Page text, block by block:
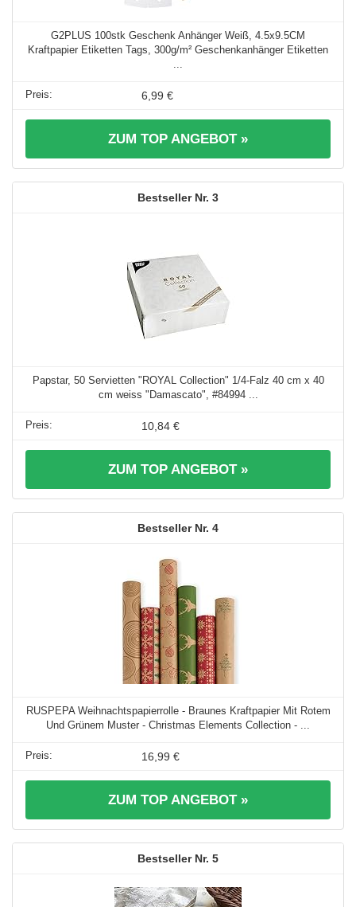
G2PLUS 100stk Geschenk Anhänger Weiß, 4.5x9.5CM
Kraftpapier Etiketten Tags, 300g/m² Geschenkanhänger Etiketten
6,99 €
ZUM TOP ANGEBOT »
3
Papstar, 50 Servietten "ROYAL Collection" 1/4-Falz 40 cm x 40
cm weiss "Damascato", #84994 ...
10,84 €
ZUM TOP ANGEBOT »
4
RUSPEPA Weihnachtspapierrolle - Braunes Kraftpapier Mit Rotem
Und Grünem Muster - Christmas Elements Collection - ...
16,99 €
ZUM TOP ANGEBOT »
5